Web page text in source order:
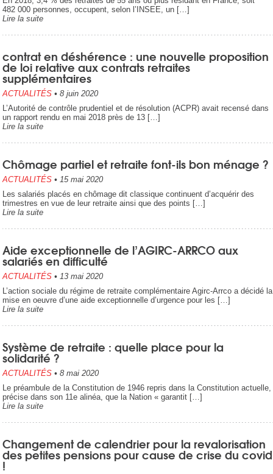
482 000 personnes, occupent, selon l’INSEE, un […]
Lire la suite
contrat en déshérence : une nouvelle proposition
de loi relative aux contrats retraites
supplémentaires
ACTUALITÉS • 8 juin 2020
L’Autorité de contrôle prudentiel et de résolution (ACPR) avait recensé dans
un rapport rendu en mai 2018 près de 13 […]
Lire la suite
Chômage partiel et retraite font-ils bon ménage ?
ACTUALITÉS • 15 mai 2020
Les salariés placés en chômage dit classique continuent d’acquérir des
trimestres en vue de leur retraite ainsi que des points […]
Lire la suite
Aide exceptionnelle de l’AGIRC-ARRCO aux
salariés en difficulté
ACTUALITÉS • 13 mai 2020
L’action sociale du régime de retraite complémentaire Agirc-Arrco a décidé la
mise en oeuvre d’une aide exceptionnelle d’urgence pour les […]
Lire la suite
Système de retraite : quelle place pour la
solidarité ?
ACTUALITÉS • 8 mai 2020
Le préambule de la Constitution de 1946 repris dans la Constitution actuelle,
précise dans son 11e alinéa, que la Nation « garantit […]
Lire la suite
Changement de calendrier pour la revalorisation
des petites pensions pour cause de crise du covid
!